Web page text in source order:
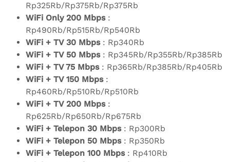
Rp325Rb/Rp375Rb/Rp375Rb
WiFi Only 200 Mbps:
Rp490Rb/Rp515Rb/Rp540Rb
WiFi + TV 30 Mbps: Rp340Rb
WiFi + TV 50 Mbps: Rp345Rb/Rp355Rb/Rp385Rb
WiFi + TV 75 Mbps: Rp365Rb/Rp385Rb/Rp405Rb
WiFi + TV 150 Mbps:
Rp460Rb/Rp510Rb/Rp510Rb
WiFi + TV 200 Mbps:
Rp625Rb/Rp650Rb/Rp675Rb
WiFi + Telepon 30 Mbps: Rp300Rb
WiFi + Telepon 50 Mbps: Rp350Rb
WiFi + Telepon 100 Mbps: Rp410Rb